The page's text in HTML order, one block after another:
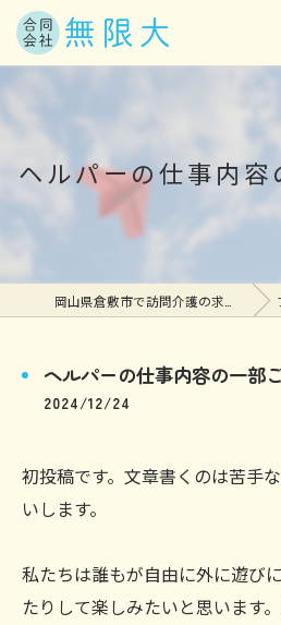
ヘルパーの仕事内容
ヘルパーの仕事内容の一部
2024/12/24
初投稿です。文章書くのは苦手
いします。
私たちは誰もが自由に外に遊び
たりして楽しみたいと思います